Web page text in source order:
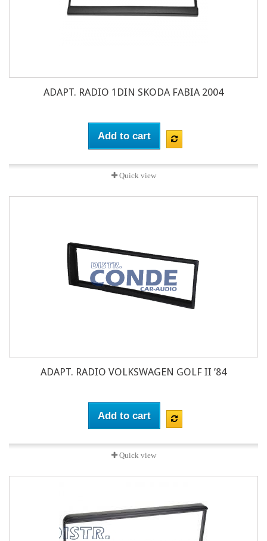
ADAPT. RADIO 1DIN SKODA FABIA 2004
Add to cart
Quick view
ADAPT. RADIO VOLKSWAGEN GOLF II ’84
Add to cart
Quick view